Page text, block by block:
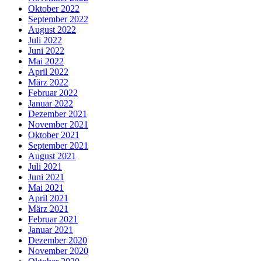
Oktober 2022
September 2022
August 2022
Juli 2022
Juni 2022
Mai 2022
April 2022
März 2022
Februar 2022
Januar 2022
Dezember 2021
November 2021
Oktober 2021
September 2021
August 2021
Juli 2021
Juni 2021
Mai 2021
April 2021
März 2021
Februar 2021
Januar 2021
Dezember 2020
November 2020